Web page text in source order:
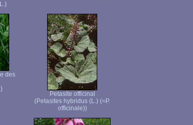
des
Petasite officinal
(Petasites hybridus (L.) (=P.
officinale))